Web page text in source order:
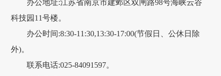
办公地址:江苏省南京市建邺区双闸路98号海峡云谷
科技园11号楼。
办公时间:8:30-11:30,13:30-17:00(节假日、公休日除
外)。
联系电话:025-84091597。